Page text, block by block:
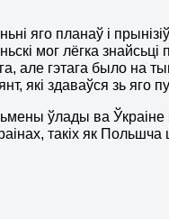
яго планаў і
мог лёгка
але гэтага было на
які здаваўся зь яго
ўлады ва Ўкраіне
такіх як